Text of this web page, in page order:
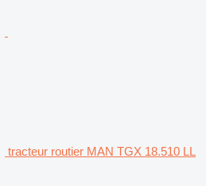
tracteur routier MAN TGX 18.510 LL